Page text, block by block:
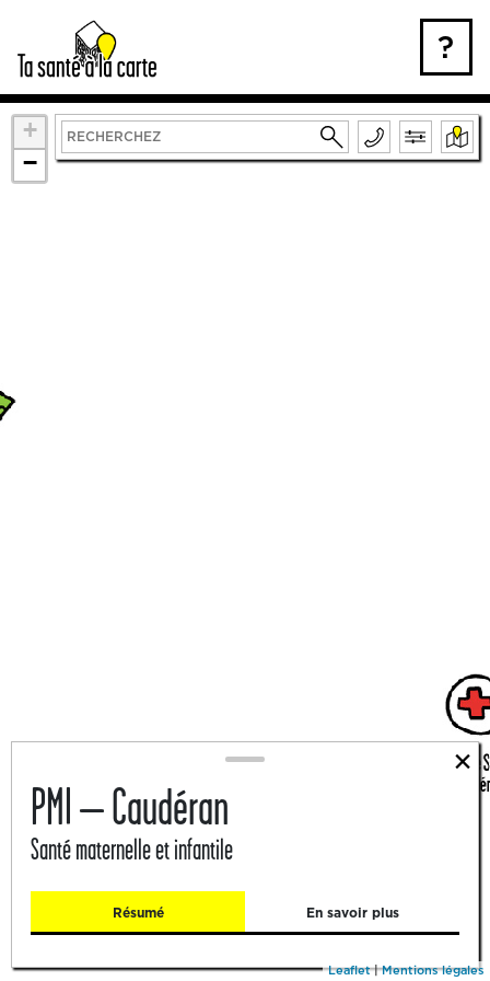
content
?
+
−
×
PMI – Caudéran
Santé maternelle et infantile
Résumé En savoir plus
Leaflet|Mentions légales